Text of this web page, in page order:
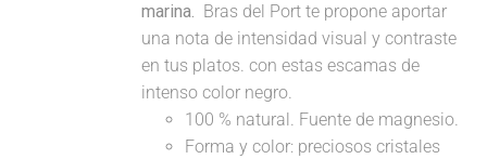
marina. Bras del Port te propone aportar
una nota de intensidad visual y contraste
en tus platos. con estas escamas de
intenso color negro.
100 % natural. Fuente de magnesio.
Forma y color: preciosos cristales